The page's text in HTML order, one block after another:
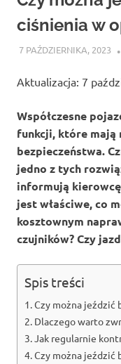
ciśnienia w
7 PAŹDZIERNIKA, 2023
Aktualizacja: 7
Współczesne
funkcji, które mają
bezpieczeństwa.
jedno z tych
informują
jest właściwe, co
kosztownym
czujników? Czy
Spis treści
Czy można jeździć
Dlaczego warto
Jak regularnie
Czy można jeździć